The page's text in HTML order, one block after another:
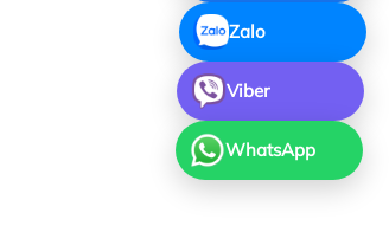
Zalo
Viber
WhatsApp